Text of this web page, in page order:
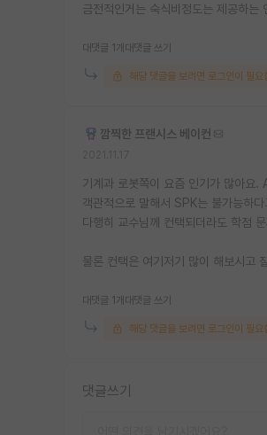
금전적인거는 숙식비정도는 제공하는
대댓글 1개 대댓글 쓰기
해당 댓글을 보려면 로그인이 필요
깜찍한 프랜시스 베이컨
기계과 로봇쪽이 요즘 인기가 많아요.
객관적으로 말해서 SPK는 불가능하
다행히 교수님께 컨택되더라도 학점
물론 컨택은 여기저기 많이 해보시고
대댓글 1개 대댓글 쓰기
해당 댓글을 보려면 로그인이 필요
댓글쓰기